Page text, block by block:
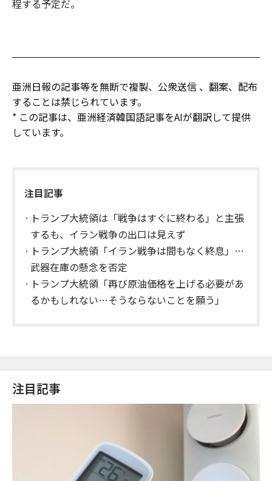
程する予定だ。
亜洲日報の記事等を無断で複製、公衆送信 、翻案、配布
することは禁じられています。
* この記事は、亜洲経済韓国語記事をAIが翻訳して提供
しています。
注目記事
トランプ大統領は「戦争はすぐに終わる」と主張
するも、イラン戦争の出口は見えず
トランプ大統領「イラン戦争は間もなく終息」…
武器在庫の懸念を否定
トランプ大統領「再び原油価格を上げる必要があ
るかもしれない…そうならないことを願う」
注目記事